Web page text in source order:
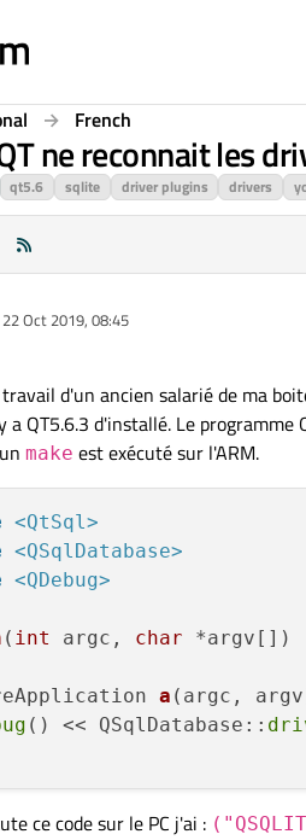
French
ne reconnait les
qt5.6 sqlite driver plugins drivers
22 Oct 2019, 08:45
by
d'un ancien salarié de ma
a QT5.6.3 d'installé. Le
make est exécuté sur l'ARM.
<QtSql>
<QSqlDatabase>
<QDebug>
( int argc, char *argv[])
a (argc,
() << QSqlDatabase::
ce code sur le PC j'ai :